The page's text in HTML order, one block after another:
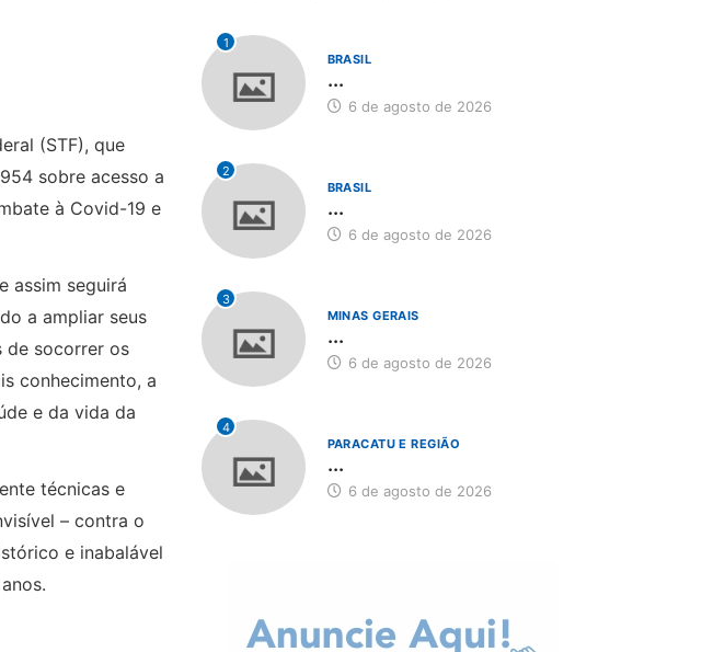
(STF), que
sobre acesso a
à Covid-19 e
assim seguirá
a ampliar seus
de socorrer os
conhecimento, a
e da vida da
técnicas e
– contra o
e inabalável
1
BRASIL
...
6 de agosto de 2026
2
BRASIL
...
6 de agosto de 2026
3
MINAS GERAIS
...
6 de agosto de 2026
4
PARACATU E REGIÃO
...
6 de agosto de 2026